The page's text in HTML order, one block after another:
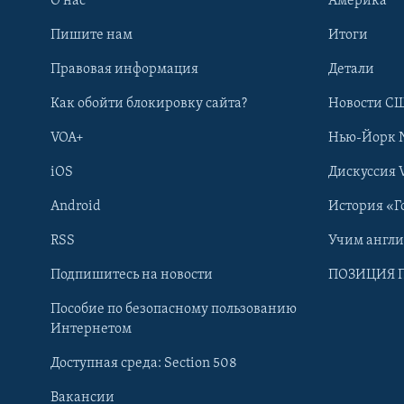
Learning English
Пишите нам
Правовая информация
Как обойти блокировку сайта?
VOA+
iOS
Android
RSS
Подпишитесь на новости
Пособие по безопасному пользованию
Интернетом
Доступная среда: Section 508
Вакансии
Итоги
Детали
Новости
Нью-Йорк
Дискуссия
История
Учим
ПОЗИЦИЯ